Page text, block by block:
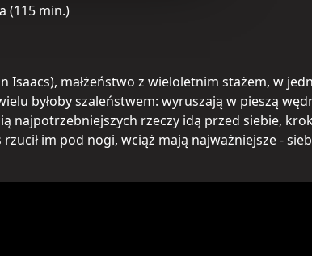
(115 min.)
Isaacs), małżeństwo z wieloletnim stażem, w
byłoby szaleństwem: wyruszają w pieszą
najpotrzebniejszych rzeczy idą przed siebie,
im pod nogi, wciąż mają najważniejsze -